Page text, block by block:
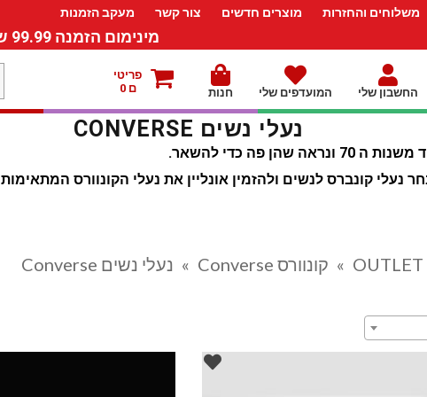
משלוחים והחזרות מוצרים חדשים צור קשר מעקב הזמנות
מינימום הזמנה 99.99 ש”ח – משלוח חינם ברכישה מעל 249.99ש”ח
החשבון שלי המועדפים שלי חנות
פריטי
ם 0
נעלי נשים CONVERSE
קונברס לנשים ולהזמין אונליין את נעלי הקונוורס המתאימות
» קונוורס Converse » נעלי נשים Converse